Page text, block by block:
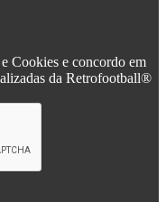
Cookies e concordo em
da Retrofootball®